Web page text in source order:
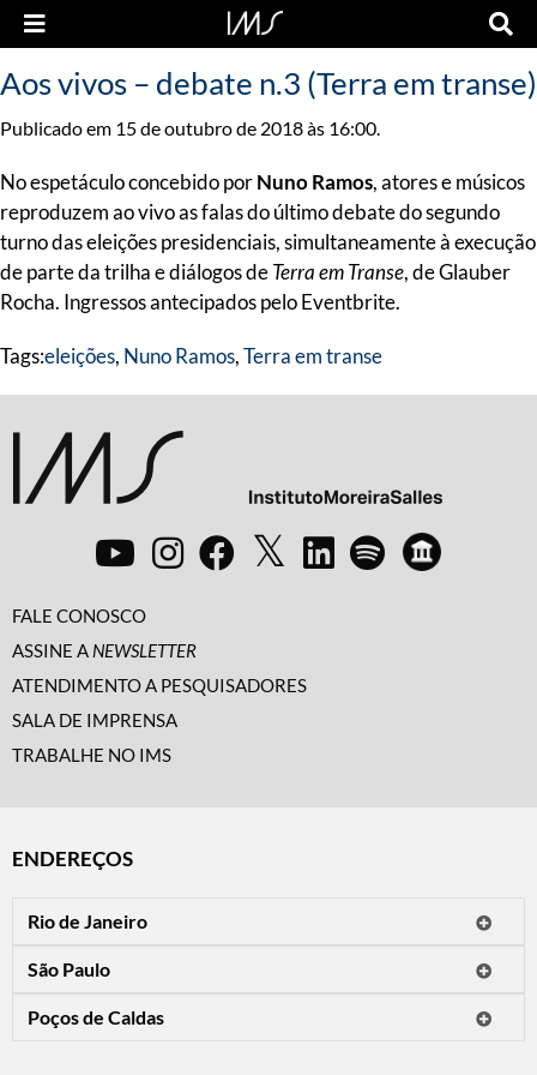
Aos vivos – debate n.3 (Terra em transe)
Publicado em 15 de outubro de 2018 às 16:00.
No espetáculo concebido porNuno Ramos, atores e músicos
reproduzem ao vivo as falas do último debate do segundo
turno das eleições presidenciais, simultaneamente à execução
de parte da trilha e diálogos deTerra em Transe, de Glauber
Rocha. Ingressos antecipados pelo Eventbrite.
Tags:eleições, Nuno Ramos,Terra em transe
FALE CONOSCO
ASSINE A NEWSLETTER
ATENDIMENTO A PESQUISADORES
SALA DE IMPRENSA
TRABALHE NO IMS
ENDEREÇOS
Rio de Janeiro
Horário de visitação: a programação do IMS no Rio de Janeiro será
apresentada em instituições culturais parceiras.
São Paulo
CEP 01310-300 - São Paulo/SP
Poços de Caldas